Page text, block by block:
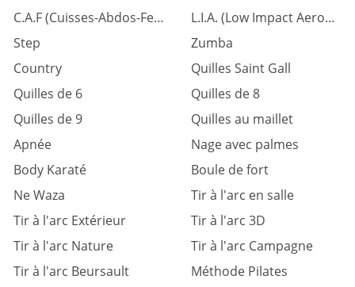
C.A.F (Cuisses-Abdos-Fessiers)
L.I.A. (Low Impact Aerobic)
Step
Zumba
Country
Quilles Saint Gall
Quilles de 6
Quilles de 8
Quilles de 9
Quilles au maillet
Apnée
Nage avec palmes
Body Karaté
Boule de fort
Ne Waza
Tir à l'arc en salle
Tir à l'arc Extérieur
Tir à l'arc 3D
Tir à l'arc Nature
Tir à l'arc Campagne
Tir à l'arc Beursault
Méthode Pilates